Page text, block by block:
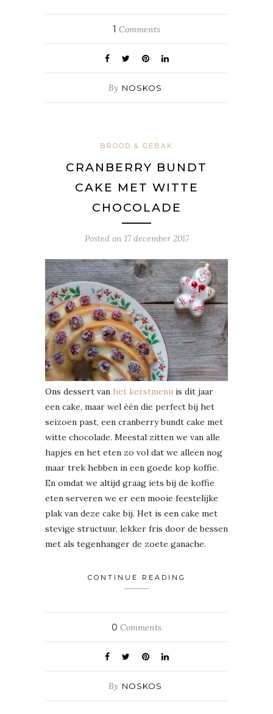
1 Comments
By NOSKOS
BROOD & GEBAK
CRANBERRY BUNDT
CAKE MET WITTE
CHOCOLADE
Posted on 17 december 2017
Ons dessert van het kerstmenu is dit jaar
een cake, maar wel één die perfect bij het
seizoen past, een cranberry bundt cake met
witte chocolade. Meestal zitten we van alle
hapjes en het eten zo vol dat we alleen nog
maar trek hebben in een goede kop koffie.
En omdat we altijd graag iets bij de koffie
eten serveren we er een mooie feestelijke
plak van deze cake bij. Het is een cake met
stevige structuur, lekker fris door de bessen
met als tegenhanger de zoete ganache.
CONTINUE READING
0 Comments
By NOSKOS